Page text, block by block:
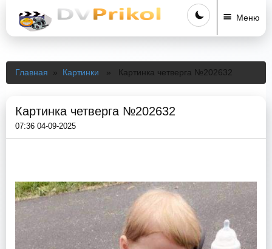
Меню
Главная » Картинки » Картинка четверга №202632
Картинка четверга №202632
07:36 04-09-2025